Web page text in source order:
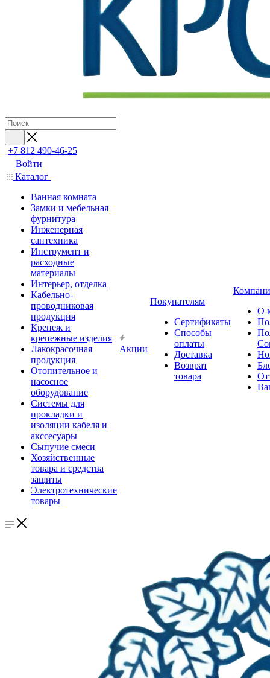
+7 812 490-46-25
Войти
Каталог
Ванная комната
Замки и мебельная
фурнитура
Инженерная
сантехника
Инструмент и
расходные
материалы
Интерьер, отделка
Кабельно-
проводниковая
продукция
Крепеж и
крепежные изделия
Лакокрасочная
продукция
Отопительное и
насосное
оборудование
Системы для
прокладки и
изоляции кабеля и
акссесуары
Сыпучие смеси
Хозяйственные
товара и средства
защиты
Электротехнические
товары
Акции
Покупателям
Сертификаты
Способы
оплаты
Доставка
Возврат
товара
О